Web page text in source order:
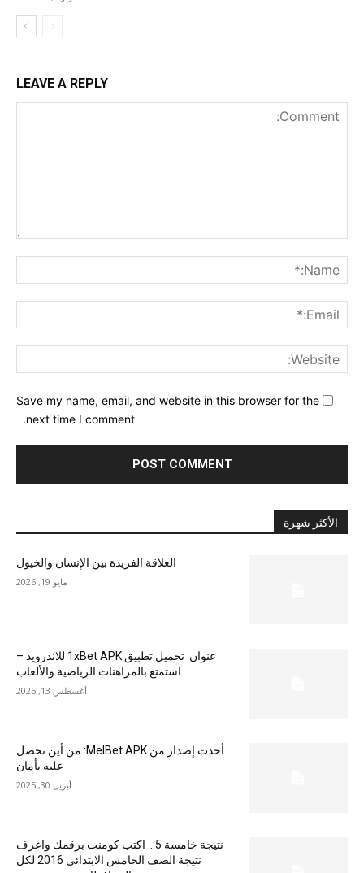
LEAVE A REPLY
Save my name, email, and website in this browser for the
next time I comment.
الأكثر شهرة
العلاقة الفريدة بين الإنسان والخيول
مايو 19, 2026
عنوان: تحميل تطبيق 1xBet APK للاندرويد –
استمتع بالمراهنات الرياضية والألعاب
أغسطس 13, 2025
أحدث إصدار من MelBet APK: من أين تحصل
عليه بأمان
أبريل 30, 2025
نتيجة خامسة 5 .. اكتب كومنت برقمك واعرف
نتيجة الصف الخامس الابتدائي 2016 لكل